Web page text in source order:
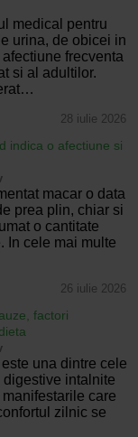
medical pentru
urina, de obicei in
frecventa
si al adultilor.
28 iulie 2026
indica o afectiune si
macar o data
prea plin, chiar si
o cantitate
In cele mai multe
26 iulie 2026
factori
una dintre cele
intalnite
care
zilnic se